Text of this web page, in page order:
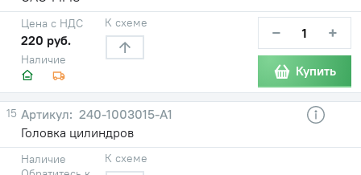
Наличие
Цена с НДС
220 руб.
К схеме − +
Купить
15
240-1003015-А1
Головка цилиндров
Наличие
К схеме